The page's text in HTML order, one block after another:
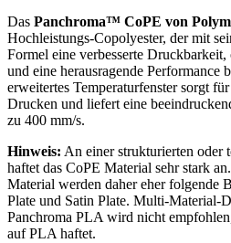
Das Panchroma™ CoPE von
Hochleistungs-Copolyester, der mit
Formel eine verbesserte
und eine herausragende Performance
erweitertes Temperaturfenster sorgt
Drucken und liefert eine
zu 400 mm/s.
Hinweis: An einer strukturierten oder
haftet das CoPE Material sehr stark
Material werden daher eher folgende
Plate und Satin Plate. Multi-Material-
Panchroma PLA wird nicht
auf PLA haftet.